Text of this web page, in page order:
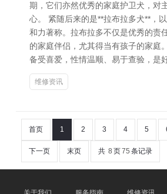
期，它们亦然优秀的家庭护卫犬，对
心。 紧随后来的是**拉布拉多犬**，
和力著称。拉布拉多不仅是优秀的责
的家庭伴侣，尤其得当有孩子的家庭
备受喜爱，性情温顺、易于查验，是
维修资讯
首页 1 2 3 4 5
下一页 末页 共 8 页75 条记录